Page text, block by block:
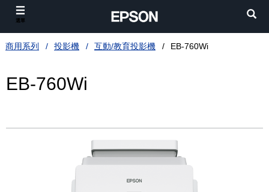
商用系列 投影機 互動/教育投影機 EB-760Wi
EB-760Wi